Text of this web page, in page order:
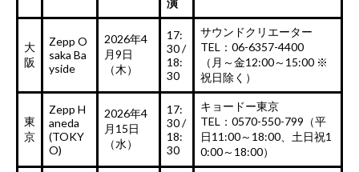
大
阪
Zepp O
saka Ba
yside
2026年4
月9日
（木）
17:
30 /
18:
30
サウンドクリエーター
TEL：06-6357-4400
（月～金12:00～15:00 ※
祝日除く）
東
京
Zepp H
aneda
(TOKY
O)
2026年4
月15日
（水）
17:
30 /
18:
30
キョードー東京
TEL：0570-550-799（平
日11:00～18:00、土日祝1
0:00～18:00）